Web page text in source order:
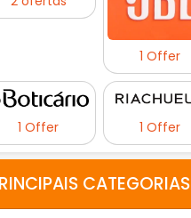
1 Offer
1 Offer 1 Offer
CATEGORIAS